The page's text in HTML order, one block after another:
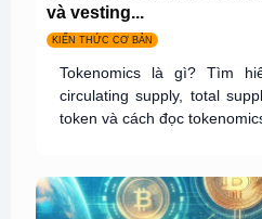
và vesting...
KIẾN THỨC CƠ BẢN
Tokenomics là gì? Tìm
circulating supply, total
token và cách đọc